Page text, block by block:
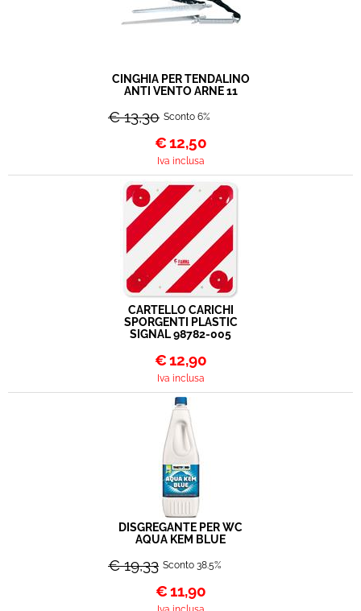
CINGHIA PER TENDALINO
ANTI VENTO ARNE 11
€ 13,30 Sconto 6%
€12,50
Iva inclusa
CARTELLO CARICHI
SPORGENTI PLASTIC
SIGNAL 98782-005
€12,90
Iva inclusa
DISGREGANTE PER WC
AQUA KEM BLUE
€ 19,33 Sconto 38.5%
€11,90